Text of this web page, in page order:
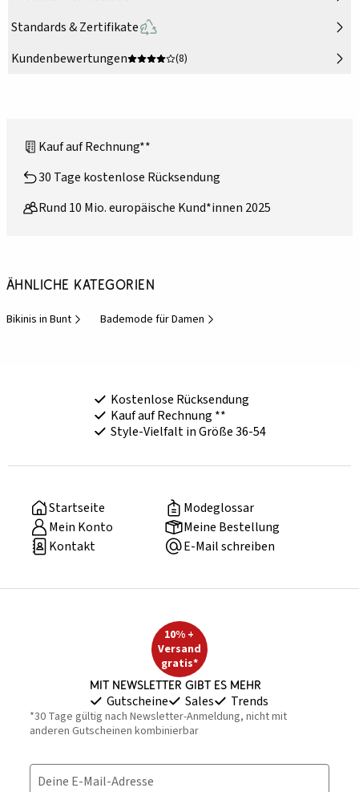
Standards & Zertifikate
Kundenbewertungen
(8)
Kauf auf Rechnung**
30 Tage kostenlose Rücksendung
Rund 10 Mio. europäische Kund*innen 2025
Ähnliche Kategorien
Bikinis in Bunt Bademode für Damen
Kostenlose Rücksendung
Kauf auf Rechnung **
Style-Vielfalt in Größe 36-54
Startseite
Modeglossar
Mein Konto
Meine Bestellung
Kontakt
E-Mail schreiben
10% +
Versand
gratis*
Mit Newsletter gibt es mehr
Gutscheine Sales Trends
*30 Tage gültig nach Newsletter-Anmeldung, nicht mit
anderen Gutscheinen kombinierbar
Deine E-Mail-Adresse